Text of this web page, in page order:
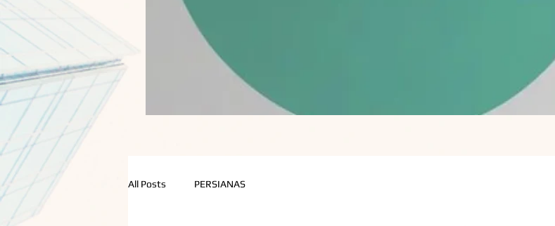
All Posts PERSIANAS